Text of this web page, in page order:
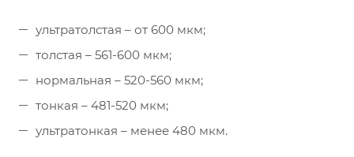
ультратолстая – от 600 мкм;
толстая – 561-600 мкм;
нормальная – 520-560 мкм;
тонкая – 481-520 мкм;
ультратонкая – менее 480 мкм.